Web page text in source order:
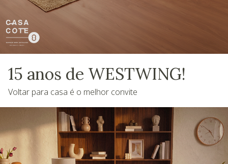
15 anos de WESTWING!
Voltar para casa é o melhor convite